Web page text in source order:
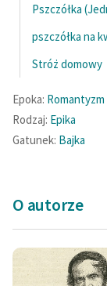
Pszczółka
pszczółka na
Stróż domowy
Epoka: Romantyzm
Rodzaj: Epika
Gatunek: Bajka
O autorze